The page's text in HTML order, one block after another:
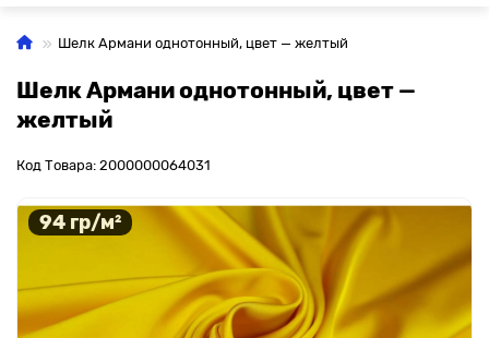
Шелк Армани однотонный, цвет — желтый
Шелк Армани однотонный, цвет —
желтый
Код Товара: 2000000064031
94 гр/м²